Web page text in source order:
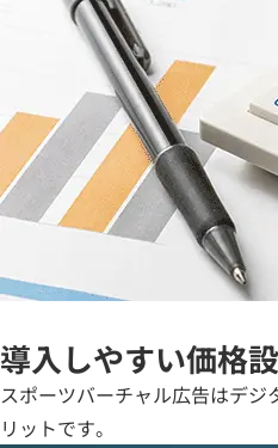
導入しやすい価格
スポーツバーチャル広告はデ
リットです。